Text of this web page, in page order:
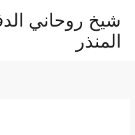
المحتوى
شيخ روحاني
المنذر